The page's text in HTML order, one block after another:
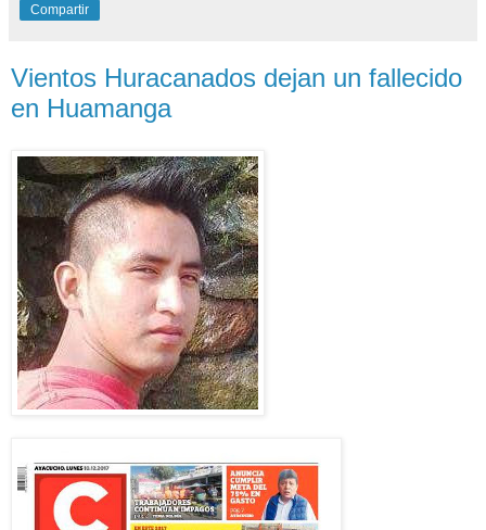
Compartir
Vientos Huracanados dejan un fallecido
en Huamanga